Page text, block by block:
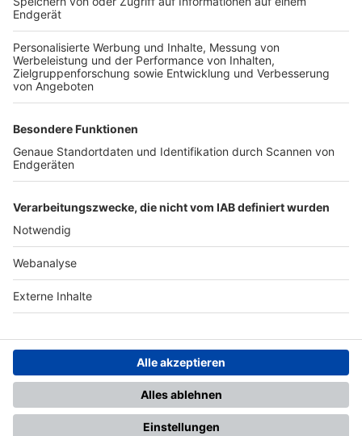
TOP-VEREINE
TOP-PARTNER
SFV DFB
Nutzungsbedingungen Datenschutz Impressum
Ihr Gerät wird möglicherweise
nicht vollständig unterstützt.
Für die beste Nutzung empfehlen
wir ein kompatibles Gerät oder